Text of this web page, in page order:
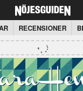
RECENSIONER